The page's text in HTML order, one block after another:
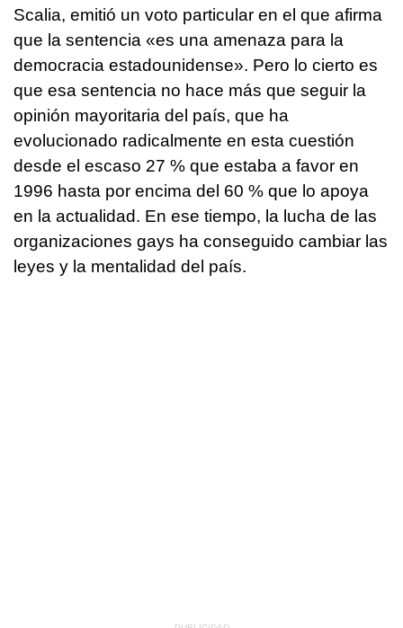
Scalia, emitió un voto particular en el que afirma
que la sentencia «es una amenaza para la
democracia estadounidense». Pero lo cierto es
que esa sentencia no hace más que seguir la
opinión mayoritaria del país, que ha
evolucionado radicalmente en esta cuestión
desde el escaso 27 % que estaba a favor en
1996 hasta por encima del 60 % que lo apoya
en la actualidad. En ese tiempo, la lucha de las
organizaciones gays ha conseguido cambiar las
leyes y la mentalidad del país.